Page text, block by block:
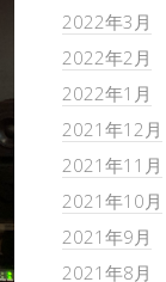
2022年3月
2022年2月
2022年1月
2021年12月
2021年11月
2021年10月
2021年9月
2021年8月